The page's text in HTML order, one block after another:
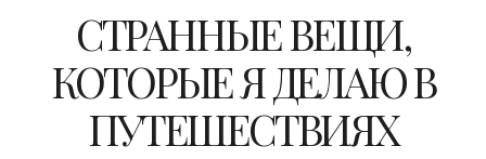
СТРАННЫЕ ВЕЩИ,
КОТОРЫЕ Я ДЕЛАЮ В
ПУТЕШЕСТВИЯХ